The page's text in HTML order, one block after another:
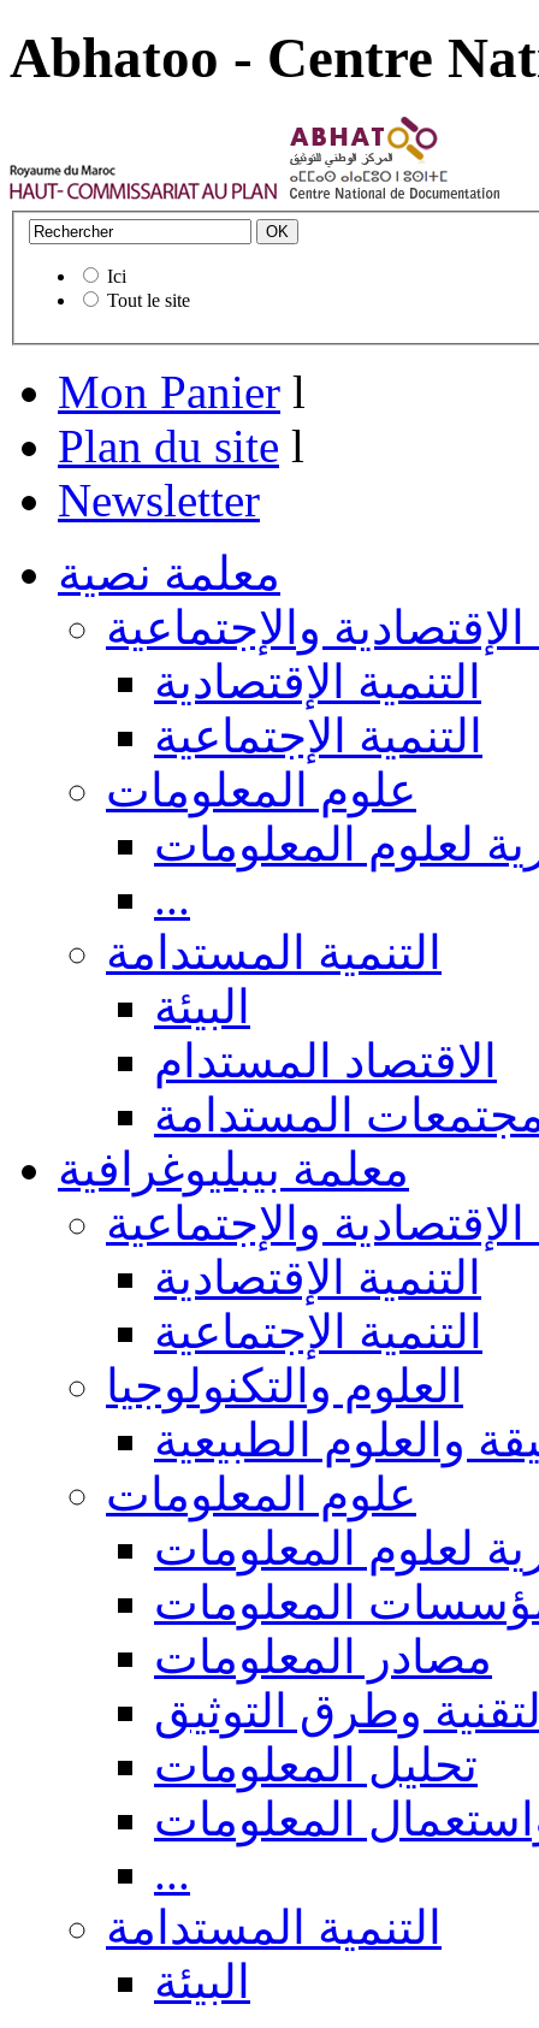
Abhatoo - Centre
Ici
Tout le site
Mon Panier l
Plan du site l
Newsletter
معلمة نصية
الإقتصادية والإجتماعية
التنمية الإقتصادية
التنمية الإجتماعية
علوم المعلومات
لعلوم المعلومات
...
التنمية المستدامة
البيئة
الاقتصاد المستدام
المستدامة
معلمة بيبليوغرافية
الإقتصادية والإجتماعية
التنمية الإقتصادية
التنمية الإجتماعية
العلوم والتكنولوجيا
والعلوم الطبيعية
علوم المعلومات
لعلوم المعلومات
المعلومات
مصادر المعلومات
وطرق التوثيق
تحليل المعلومات
المعلومات
...
التنمية المستدامة
البيئة